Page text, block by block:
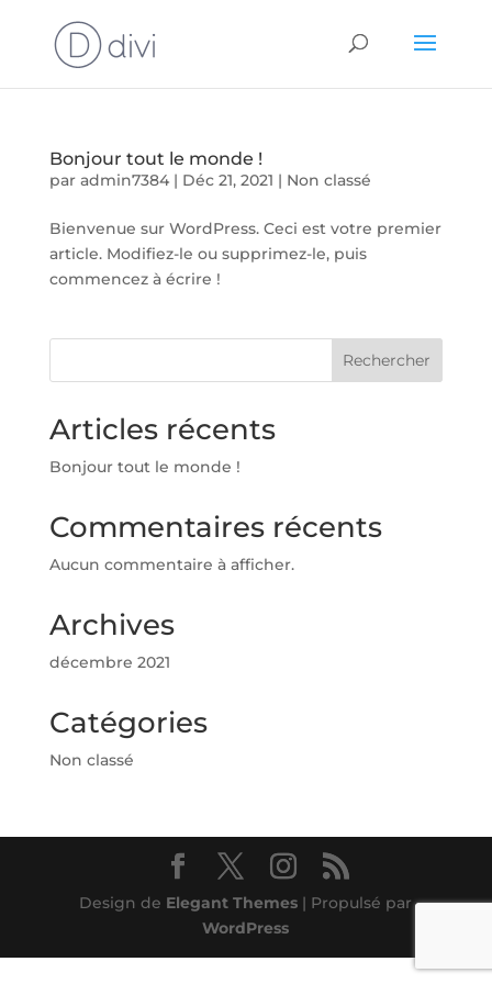
Bonjour tout le monde !
par admin7384| Déc 21, 2021 | Non classé
Bienvenue sur WordPress. Ceci est votre premier
article. Modifiez-le ou supprimez-le, puis
commencez à écrire !
Rechercher
Articles récents
Bonjour tout le monde !
Commentaires récents
Aucun commentaire à afficher.
Archives
décembre 2021
Catégories
Non classé
Design de Elegant Themes | Propulsé par
WordPress